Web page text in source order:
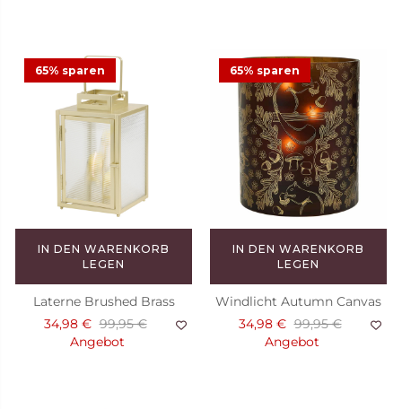
setze deine Lieblingskerzen stilvoll in Szene.
65% sparen
IN DEN WARENKORB
LEGEN
Laterne Brushed Brass
34,98 € 99,95 €
Angebot
65% sparen
IN DEN WARENKORB
LEGEN
Windlicht Autumn Canvas
34,98 € 99,95 €
Angebot